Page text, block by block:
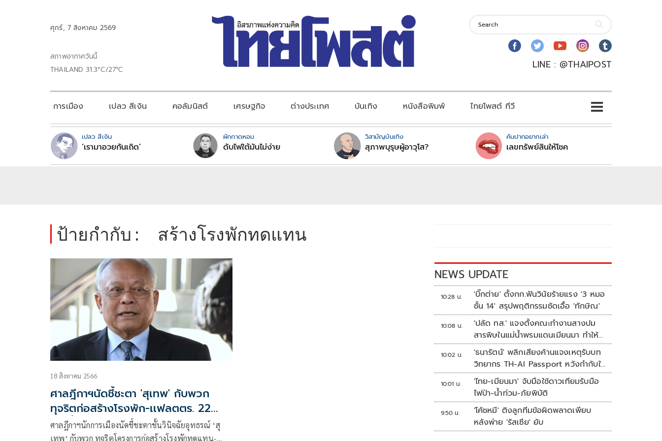
ศุกร์, 7 สิงหาคม 2569
สภาพอากาศวันนี้
THAILAND 31.3°C/27°C
LINE : @THAIPOST
การเมือง เปลว สีเงิน คอลัมนิสต์ เศรษฐกิจ ต่างประเทศ บันเทิง หนังสือพิมพ์ ไทยโพสต์ ทีวี
เปลว สีเงิน
‘เรามาอวยกันเถิด’
ผักกาดหอม
ดับไฟใต้มันไม่ง่าย
วิสามัญบันเทิง
สุภาพบุรุษผู้อาวุโส?
คันปากอยากเล่า
เลขทรัพย์สินให้โชค
ป้ายกำกับ : สร้างโรงพักทดแทน
18 สิงหาคม 2566
ศาลฎีกาฯนัดชี้ชะตา 'สุเทพ' กับพวก
ทุจริตก่อสร้างโรงพัก-เเฟลตตร. 22
ส.ค.นี้
ศาลฎีกาฯนักการเมืองนัดชี้ชะตาชั้นวินิจฉัยอุทธรณ์ ‘สุ
เทพ’ กับพวก ทุจริตโครงการก่อสร้างโรงพักทดแทน-
NEWS UPDATE
10:28 น.
'บิ๊กต่าย' ตั้งกก.ฟันวินัยร้ายแรง '3 หมอ
ชั้น 14' สรุปพฤติกรรมชัดเอื้อ 'ทักษิณ'
10:08 น.
'ปลัด ทส.' แจงตั้งคณะทำงานสางปม
สารพิษในแม่น้ำพรมแดนเมียนมา ทำให้
แก้ปัญหารวดเร็ว
10:02 น.
'ธนารัตน์' พลิกเสียงค้านแจงเหตุรับบท
วิทยากร TH-AI Passport หวังกำกับใช้
งบเหมาะสม ชูจุดเด่นคนไทยได้ใช้ AI
ระดับโปร ลดเหลื่อมล้ำทางเทคโนโลยี
เซฟงบไปกว่า900ล้าน เชื่อหากใช้เต็มที่
เอกชนขาดทุนย่อยยับ
10:01 น.
'ไทย-เมียนมา' จับมือใช้ดาวเทียมรับมือ
ไฟป่า-น้ำท่วม-ภัยพิบัติ
9:50 น.
'โค้ชหมี' ติงลูกทีมข้อผิดพลาดเพียบ
หลังพ่าย 'รัสเซีย' ยับ